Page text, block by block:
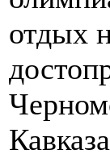
отдых